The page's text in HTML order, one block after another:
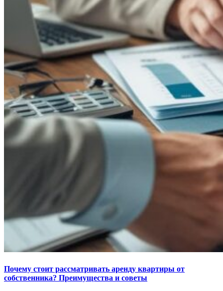
Почему стоит рассматривать аренду квартиры от
собственника? Преимущества и советы